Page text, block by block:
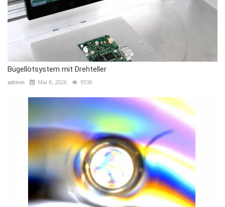
Bügellötsystem mit Drehteller
admin Mai 8, 2026 9536